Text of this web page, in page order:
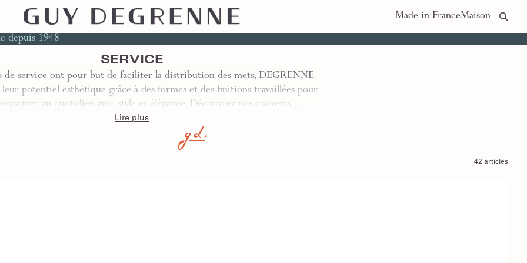
Made in FranceMaison
depuis 1948
SERVICE
de service ont pour but de faciliter la distribution des mets. DEGRENNE
leur potentiel esthétique grâce à des formes et des finitions travaillées pour
au quotidien avec style et élégance. Découvrez nos couverts…
Lire plus
42 articles